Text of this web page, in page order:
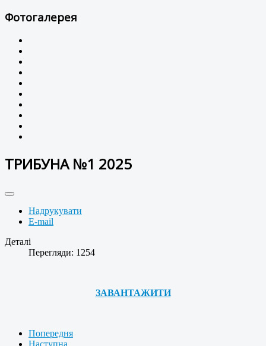
Фотогалерея
ТРИБУНА №1 2025
Надрукувати
E-mail
Деталі
Перегляди: 1254
ЗАВАНТАЖИТИ
Попередня